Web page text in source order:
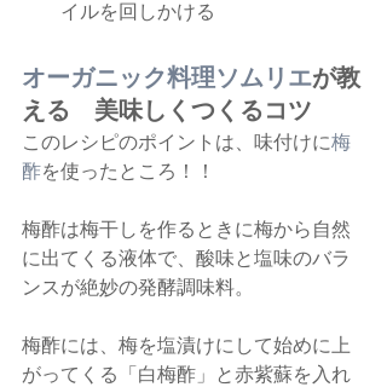
イルを回しかける
オーガニック料理ソムリエが教
える　美味しくつくるコツ
このレシピのポイントは、味付けに梅
酢を使ったところ！！
梅酢は梅干しを作るときに梅から自然
に出てくる液体で、酸味と塩味のバラ
ンスが絶妙の発酵調味料。
梅酢には、梅を塩漬けにして始めに上
がってくる「白梅酢」と赤紫蘇を入れ